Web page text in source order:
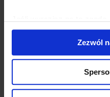
geograficznej z
Identyfikować
analizując
(fingerprinting, czyli
Zezwól
Kto
audyt